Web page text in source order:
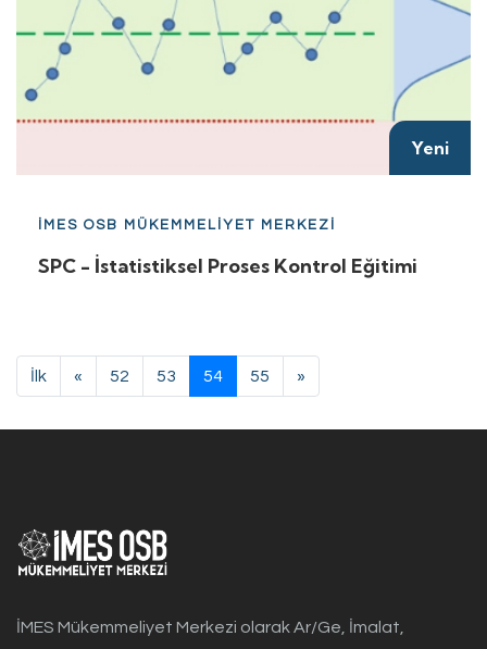
Yeni
İMES OSB MÜKEMMELİYET MERKEZİ
SPC - İstatistiksel Proses Kontrol Eğitimi
İlk « 52 53 54 55 »
İMES Mükemmeliyet Merkezi olarak Ar/Ge, İmalat,